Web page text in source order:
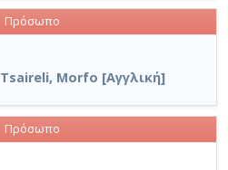
Πρόσωπο
Tsaireli, Morfo [Αγγλική]
Πρόσωπο